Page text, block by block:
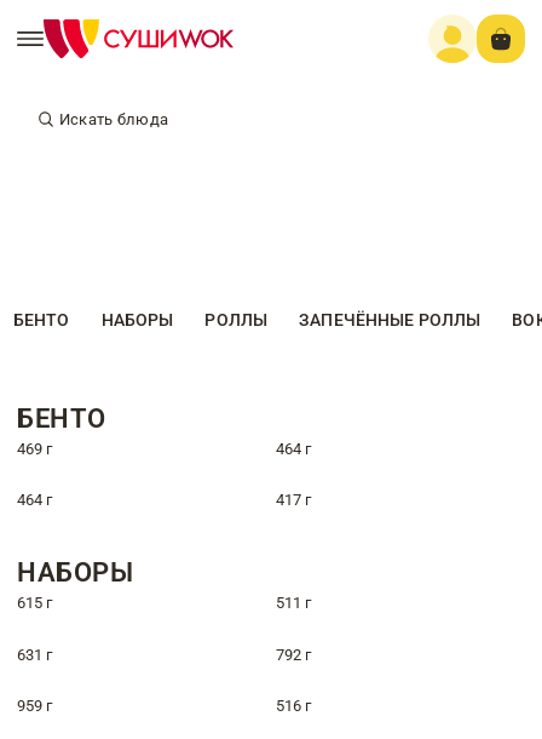
Искать блюда
БЕНТО НАБОРЫ РОЛЛЫ ЗАПЕЧЁННЫЕ РОЛЛЫ
БЕНТО
469 г 464 г
464 г 417 г
НАБОРЫ
615 г 511 г
631 г 792 г
959 г 516 г